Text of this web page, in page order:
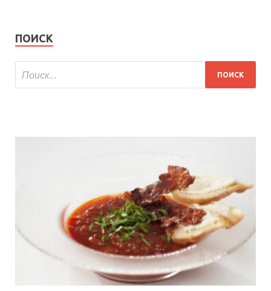
ПОИСК